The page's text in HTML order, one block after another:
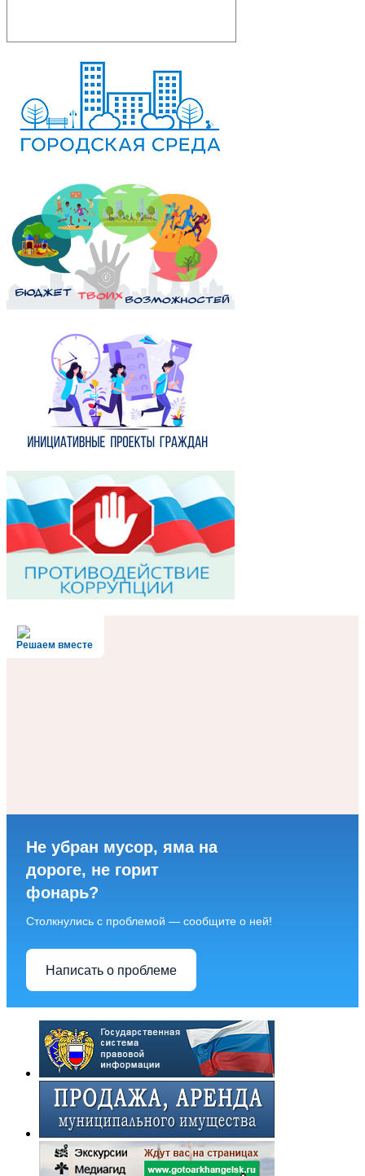
Решаем вместе
Не убран мусор, яма на
дороге, не горит
фонарь?
Столкнулись с проблемой — сообщите о ней!
Написать о проблеме